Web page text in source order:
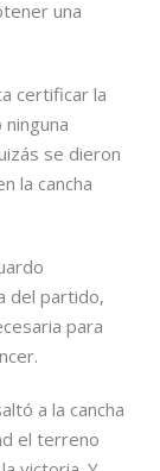
una
certificar la
se dieron
la cancha
del partido,
para
a la cancha
el terreno